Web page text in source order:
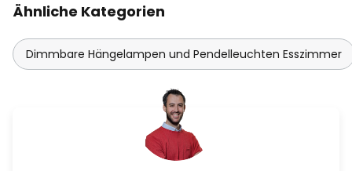
Ähnliche Kategorien
Dimmbare Hängelampen und Pendelleuchten Esszimmer